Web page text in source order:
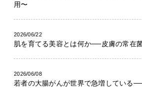
用〜
2026/06/22
肌を育てる美容とは何か──皮膚の常在
2026/06/08
若者の大腸がんが世界で急増している